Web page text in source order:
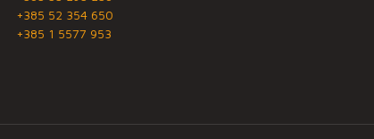
+385 52 354 650
+385 1 5577 953